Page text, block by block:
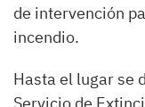
de intervención
incendio.
Hasta el lugar se